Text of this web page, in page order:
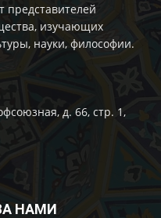
представителей
изучающих
науки, философии.
д. 66, стр. 1,
НАМИ